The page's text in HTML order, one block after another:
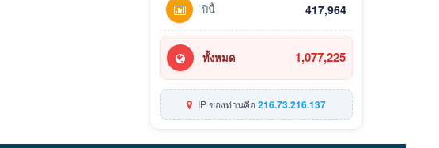
ปีนี้ 417,964
ทั้งหมด 1,077,225
IP ของท่านคือ216.73.216.137